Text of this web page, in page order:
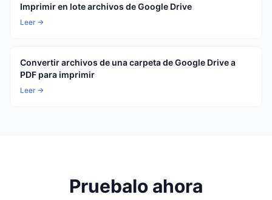
Imprimir en lote archivos de Google Drive
Leer →
Convertir archivos de una carpeta de Google Drive a
PDF para imprimir
Leer →
Pruebalo ahora